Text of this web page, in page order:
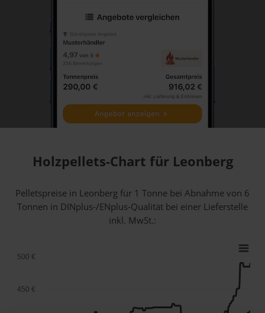
Holzpellets-Chart für Leonberg
Pelletspreise in Leonberg für 1 Tonne bei Abnahmevon 6
Tonnen in DINplus-/ENplus-Qualität bei einer Lieferstelle
inkl. MwSt.:
450 €
500 €